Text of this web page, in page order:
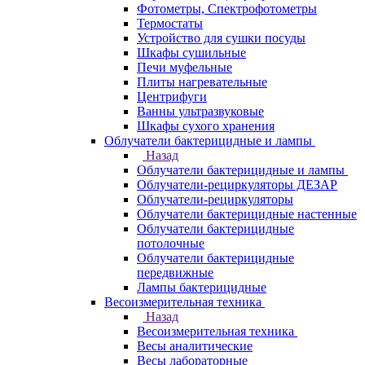
Фотометры, Спектрофотометры
Термостаты
Устройство для сушки посуды
Шкафы сушильные
Печи муфельные
Плиты нагревательные
Центрифуги
Ванны ультразвуковые
Шкафы сухого хранения
Облучатели бактерицидные и лампы
Назад
Облучатели бактерицидные и лампы
Облучатели-рециркуляторы ДЕЗАР
Облучатели-рециркуляторы
Облучатели бактерицидные настенные
Облучатели бактерицидные
потолочные
Облучатели бактерицидные
передвижные
Лампы бактерицидные
Весоизмерительная техника
Назад
Весоизмерительная техника
Весы аналитические
Весы лабораторные